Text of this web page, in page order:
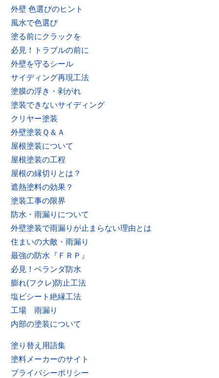
外壁 色選びのヒント
風水で色選び
塗る前にクラックを
必見！トラブルの前に
外壁を守るシール
サイディング再現工法
塗膜の浮き・剥がれ
塗装できないサイディング
クリヤー塗装
外壁塗装Ｑ＆Ａ
屋根塗装について
屋根塗装の工程
屋根の縁切りとは？
遮熱塗料の効果？
塗装工事の限界
防水・雨漏りについて
外壁塗装で雨漏りが止まらない理由とは
住まいの大敵・雨漏り
最強の防水『ＦＲＰ』
必見！ベランダ防水
膨れ(フクレ)防止工法
塩ビシート絶縁工法
工場 雨漏り
内部の塗装について
塗り替え用語集
塗料メーカーのサイト
プライバシーポリシー